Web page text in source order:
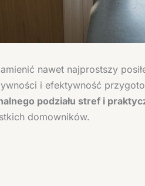
nawet najprostszy
i efektywność
podziału stref i
domowników.